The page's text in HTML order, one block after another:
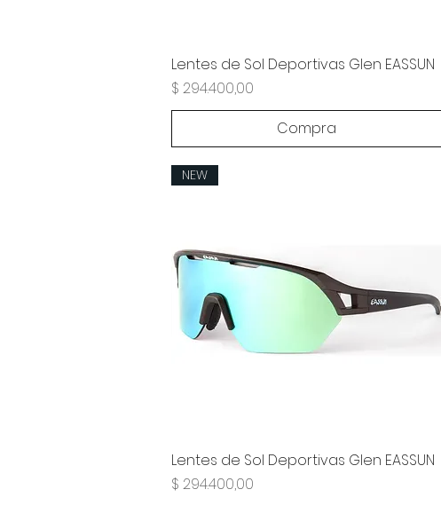
Lentes de Sol Deportivas Glen EASSUN
Precio
$ 294.400,00
Compra
NEW
Lentes de Sol Deportivas Glen EASSUN
Precio
$ 294.400,00